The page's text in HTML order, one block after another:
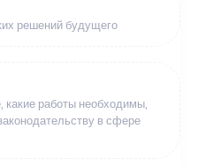
решений будущего
какие работы необходимы,
в сфере